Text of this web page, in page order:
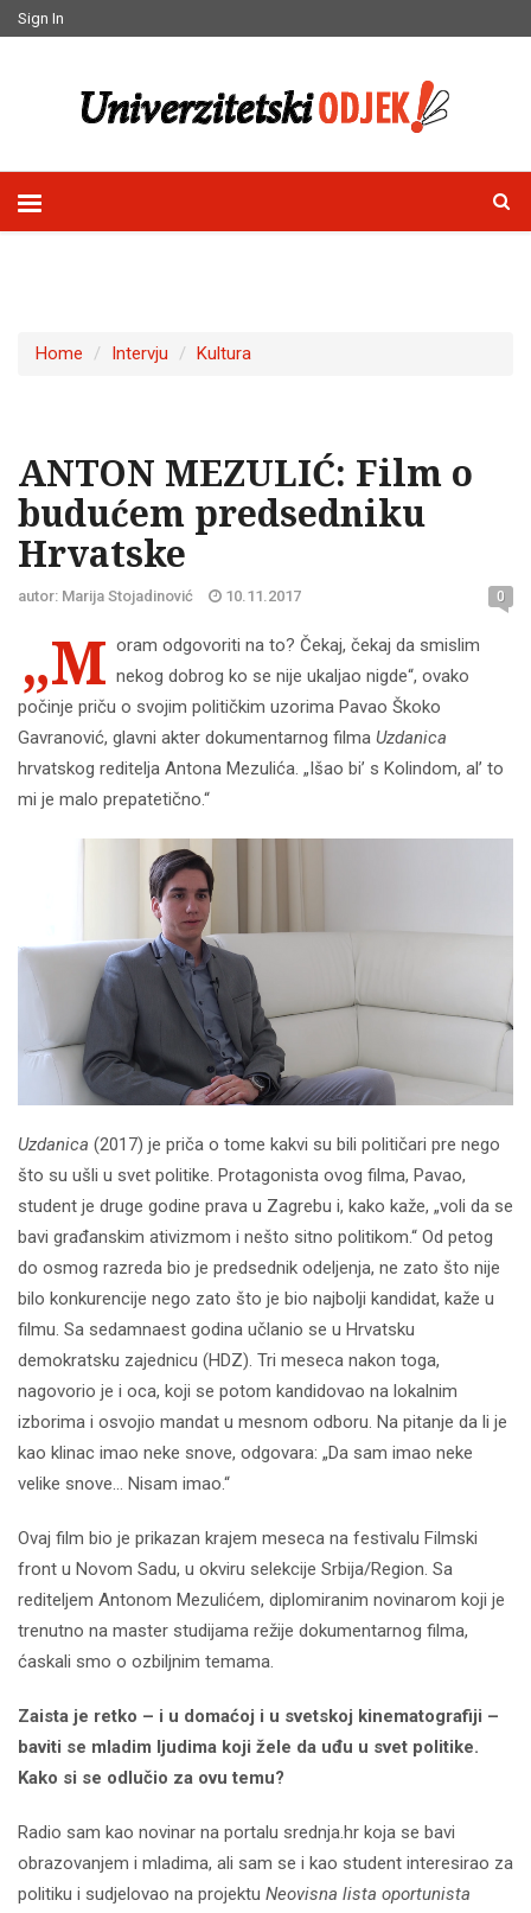
Sign In
Home Intervju Kultura
ANTON MEZULIĆ: Film o
budućem predsedniku
Hrvatske
autor: Marija Stojadinović 10.11.2017 0
„M oram odgovoriti na to? Čekaj, čekaj da smislim
nekog dobrog ko se nije ukaljao nigde“, ovako
počinje priču o svojim političkim uzorima Pavao Škoko
Gavranović, glavni akter dokumentarnog filma Uzdanica
hrvatskog reditelja Antona Mezulića. „Išao bi’ s Kolindom, al’ to
mi je malo prepatetično.“
Uzdanica (2017) je priča o tome kakvi su bili političari pre nego
što su ušli u svet politike. Protagonista ovog filma, Pavao,
student je druge godine prava u Zagrebu i, kako kaže, „voli da se
bavi građanskim ativizmom i nešto sitno politikom.“ Od petog
do osmog razreda bio je predsednik odeljenja, ne zato što nije
bilo konkurencije nego zato što je bio najbolji kandidat, kaže u
filmu. Sa sedamnaest godina učlanio se u Hrvatsku
demokratsku zajednicu (HDZ). Tri meseca nakon toga,
nagovorio je i oca, koji se potom kandidovao na lokalnim
izborima i osvojio mandat u mesnom odboru. Na pitanje da li je
kao klinac imao neke snove, odgovara: „Da sam imao neke
velike snove... Nisam imao.“
Ovaj film bio je prikazan krajem meseca na festivalu Filmski
front u Novom Sadu, u okviru selekcije Srbija/Region. Sa
rediteljem Antonom Mezulićem, diplomiranim novinarom koji je
trenutno na master studijama režije dokumentarnog filma,
ćaskali smo o ozbiljnim temama.
Zaista je retko – i u domaćoj i u svetskoj kinematografiji –
baviti se mladim ljudima koji žele da uđu u svet politike.
Kako si se odlučio za ovu temu?
Radio sam kao novinar na portalu srednja.hr koja se bavi
obrazovanjem i mladima, ali sam se i kao student interesirao za
politiku i sudjelovao na projektu Neovisna lista oportunista